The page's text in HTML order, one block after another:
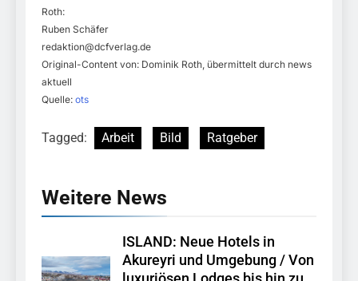
Roth:
Ruben Schäfer
redaktion@dcfverlag.de
Original-Content von: Dominik Roth, übermittelt durch news
aktuell
Quelle: ots
Tagged: Arbeit Bild Ratgeber
Weitere News
ISLAND: Neue Hotels in
Akureyri und Umgebung / Von